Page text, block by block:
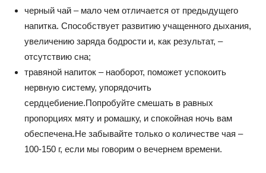
черный чай – мало чем отличается от предыдущего
напитка. Способствует развитию учащенного дыхания,
увеличению заряда бодрости и, как результат, –
отсутствию сна;
травяной напиток – наоборот, поможет успокоить
нервную систему, упорядочить
сердцебиение.Попробуйте смешать в равных
пропорциях мяту и ромашку, и спокойная ночь вам
обеспечена.Не забывайте только о количестве чая –
100-150 г, если мы говорим о вечернем времени.